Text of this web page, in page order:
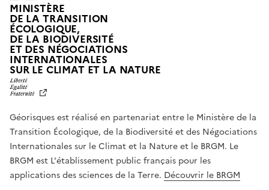
MINISTÈRE
DE LA TRANSITION
ÉCOLOGIQUE,
DE LA BIODIVERSITÉ
ET DES NÉGOCIATIONS
INTERNATIONALES
SUR LE CLIMAT ET LA NATUREL
T
É
,
É
G
A
L
Géorisques est réalisé en partenariat entre le Ministère de la
Transition Écologique, de la Biodiversité et des Négociations
Internationales sur le Climat et la Nature et le BRGM. Le
BRGM est L'établissement public français pour les
applications des sciences de la Terre. Découvrir le BRGM